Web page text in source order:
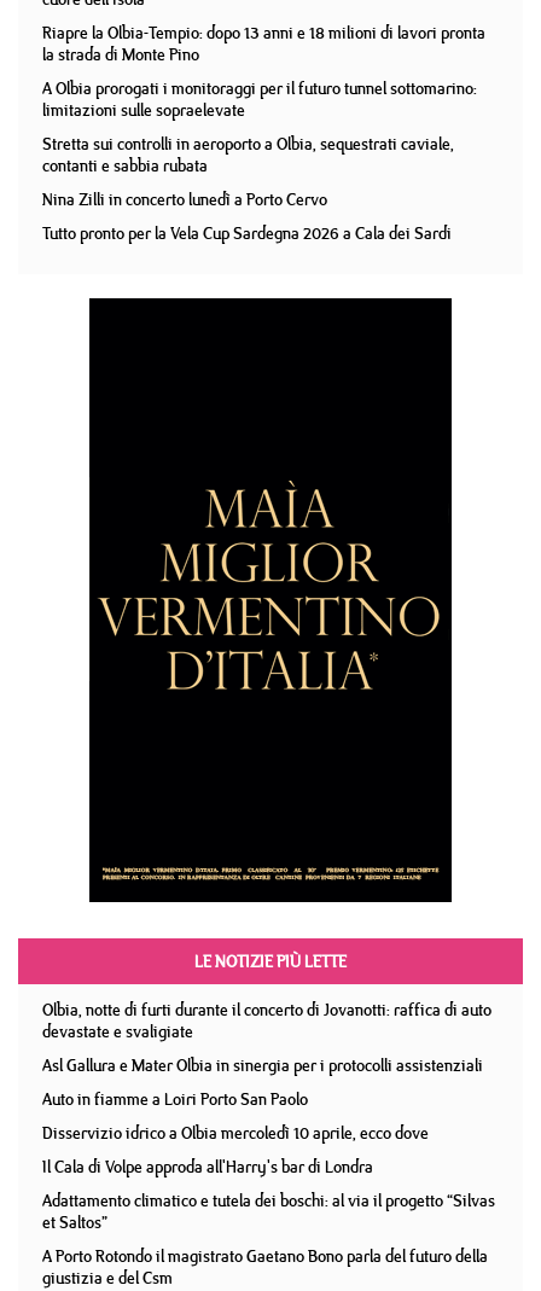
Riapre la Olbia-Tempio: dopo 13 anni e 18 milioni di lavori pronta
la strada di Monte Pino
A Olbia prorogati i monitoraggi per il futuro tunnel sottomarino:
limitazioni sulle sopraelevate
Stretta sui controlli in aeroporto a Olbia, sequestrati caviale,
contanti e sabbia rubata
Nina Zilli in concerto lunedì a Porto Cervo
Tutto pronto per la Vela Cup Sardegna 2026 a Cala dei Sardi
LE NOTIZIE PIÙ LETTE
Olbia, notte di furti durante il concerto di Jovanotti: raffica di auto
devastate e svaligiate
Asl Gallura e Mater Olbia in sinergia per i protocolli assistenziali
Auto in fiamme a Loiri Porto San Paolo
Disservizio idrico a Olbia mercoledì 10 aprile, ecco dove
Il Cala di Volpe approda all'Harry's bar di Londra
Adattamento climatico e tutela dei boschi: al via il progetto “Silvas
et Saltos”
A Porto Rotondo il magistrato Gaetano Bono parla del futuro della
giustizia e del Csm